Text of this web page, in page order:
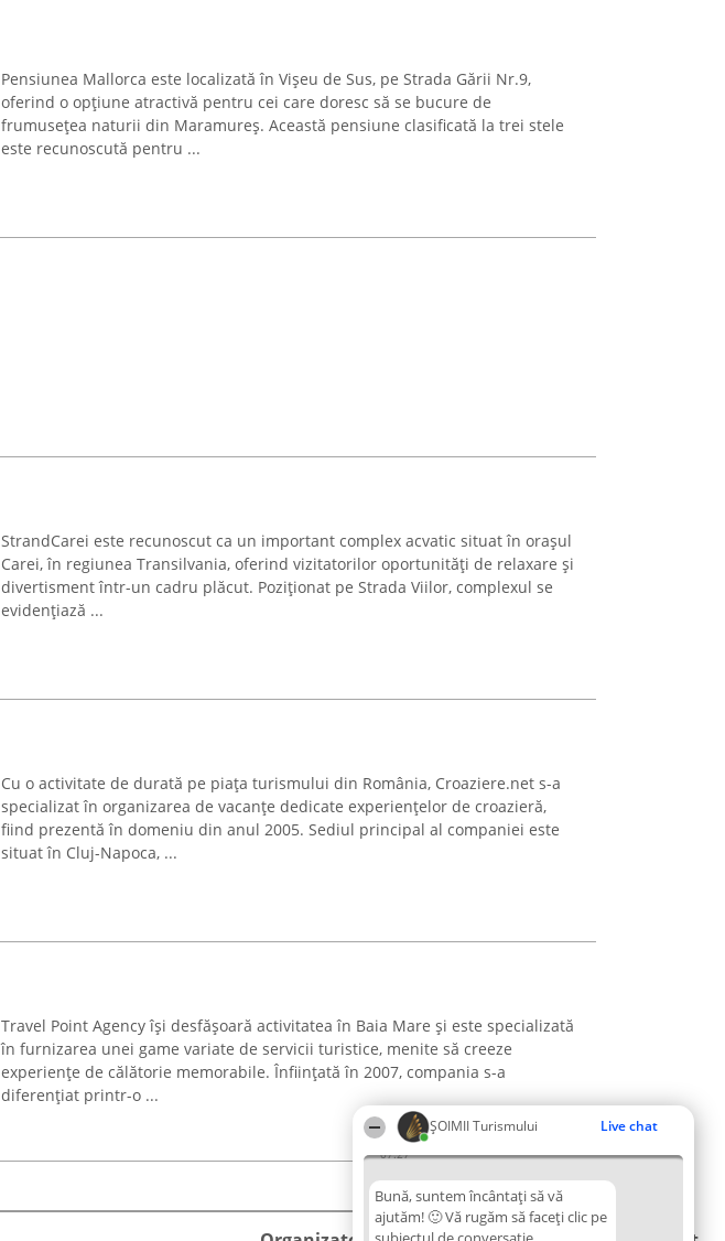
ȘOIMII Turismului Live chat
07:27
Bună, suntem încântați să vă
ajutăm! 🙂 Vă rugăm să faceți clic pe
Pensiunea Mallorca este localizată în Vișeu de Sus, pe Strada Gării Nr.9,
oferind o opțiune atractivă pentru cei care doresc să se bucure de
frumusețea naturii din Maramureș. Această pensiune clasificată la trei stele
este recunoscută pentru ...
StrandCarei este recunoscut ca un important complex acvatic situat în orașul
Carei, în regiunea Transilvania, oferind vizitatorilor oportunități de relaxare și
divertisment într-un cadru plăcut. Poziționat pe Strada Viilor, complexul se
evidențiază ...
Cu o activitate de durată pe piața turismului din România, Croaziere.net s-a
specializat în organizarea de vacanțe dedicate experiențelor de croazieră,
fiind prezentă în domeniu din anul 2005. Sediul principal al companiei este
situat în Cluj-Napoca, ...
Travel Point Agency își desfășoară activitatea în Baia Mare și este specializată
în furnizarea unei game variate de servicii turistice, menite să creeze
experiențe de călătorie memorabile. Înființată în 2007, compania s-a
diferențiat printr-o ...